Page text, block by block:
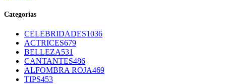
Categorías
CELEBRIDADES1036
ACTRICES679
BELLEZA531
CANTANTES486
ALFOMBRA ROJA469
TIPS453